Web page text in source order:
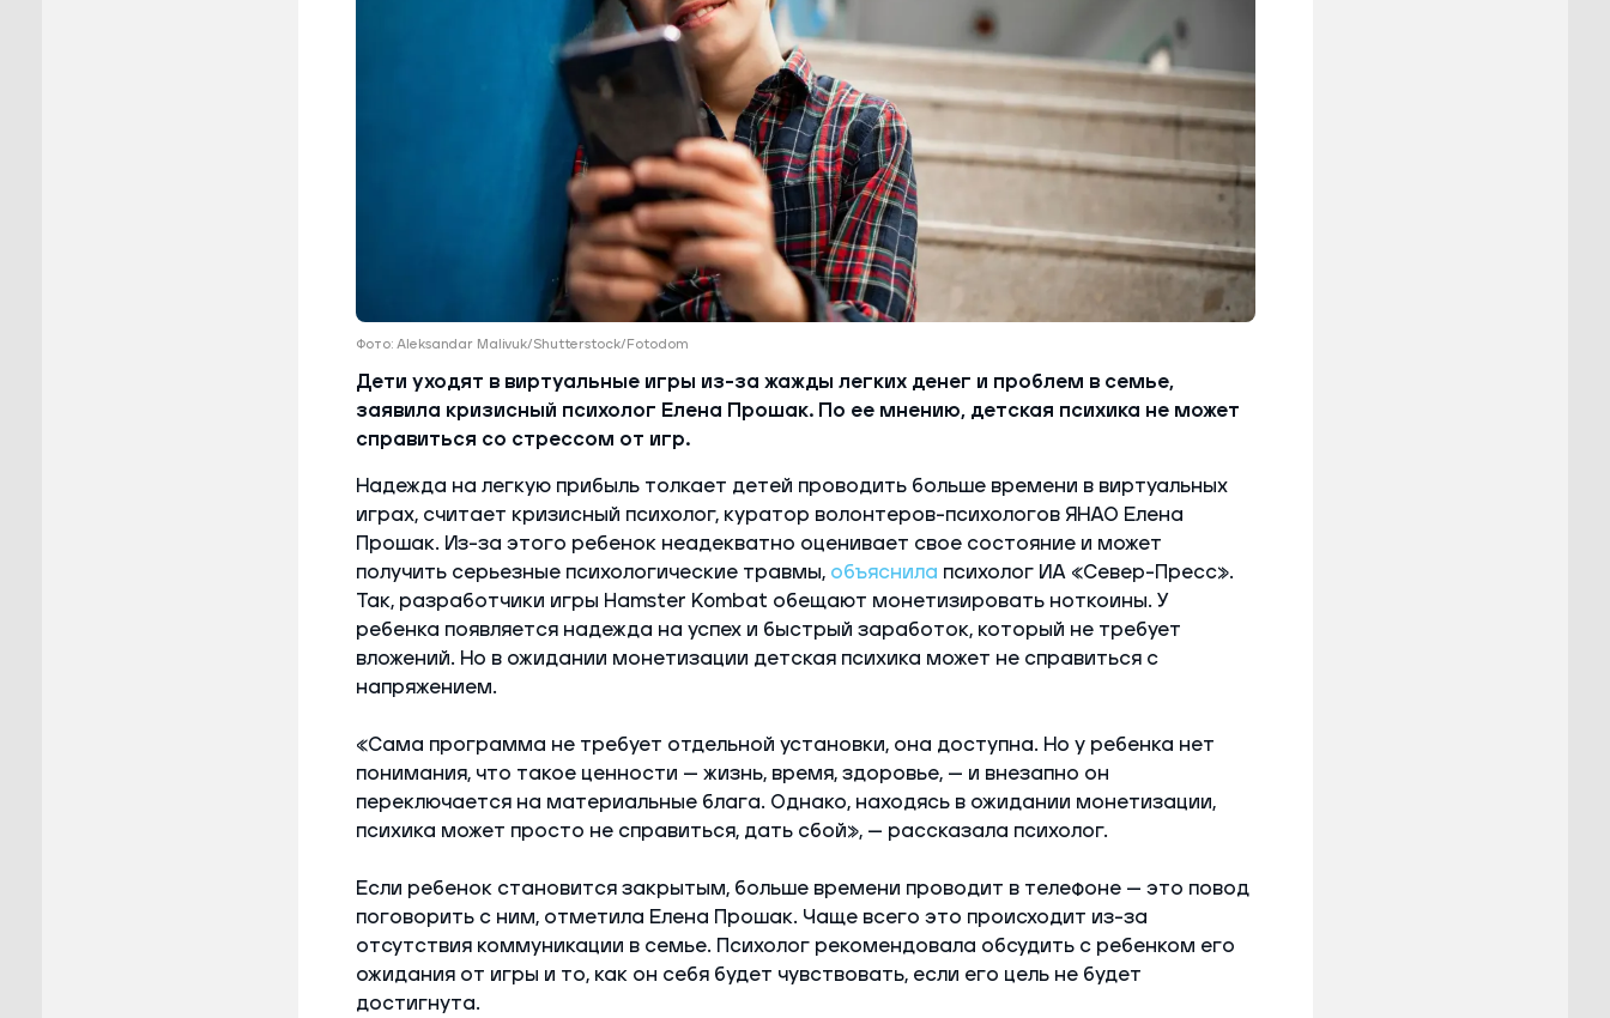
Шурышкарский район
Ямальский район
Фото: Aleksandar Malivuk/Shutterstock/Fotodom
Дети уходят в виртуальные игры из-за жажды легких денег и проблем в семье,
заявила кризисный психолог Елена Прошак. По ее мнению, детская психика не может
справиться со стрессом от игр.
Надежда на легкую прибыль толкает детей проводить больше времени в виртуальных
играх, считает кризисный психолог, куратор волонтеров-психологов ЯНАО Елена
Прошак. Из-за этого ребенок неадекватно оценивает свое состояние и может
получить серьезные психологические травмы, объяснила психолог ИА «Север-Пресс».
Так, разработчики игры Hamster Kombat обещают монетизировать ноткоины. У
ребенка появляется надежда на успех и быстрый заработок, который не требует
вложений. Но в ожидании монетизации детская психика может не справиться с
напряжением.
«Сама программа не требует отдельной установки, она доступна. Но у ребенка нет
понимания, что такое ценности — жизнь, время, здоровье, — и внезапно он
переключается на материальные блага. Однако, находясь в ожидании монетизации,
психика может просто не справиться, дать сбой», — рассказала психолог.
Если ребенок становится закрытым, больше времени проводит в телефоне — это повод
поговорить с ним, отметила Елена Прошак. Чаще всего это происходит из-за
отсутствия коммуникации в семье. Психолог рекомендовала обсудить с ребенком его
ожидания от игры и то, как он себя будет чувствовать, если его цель не будет
достигнута.